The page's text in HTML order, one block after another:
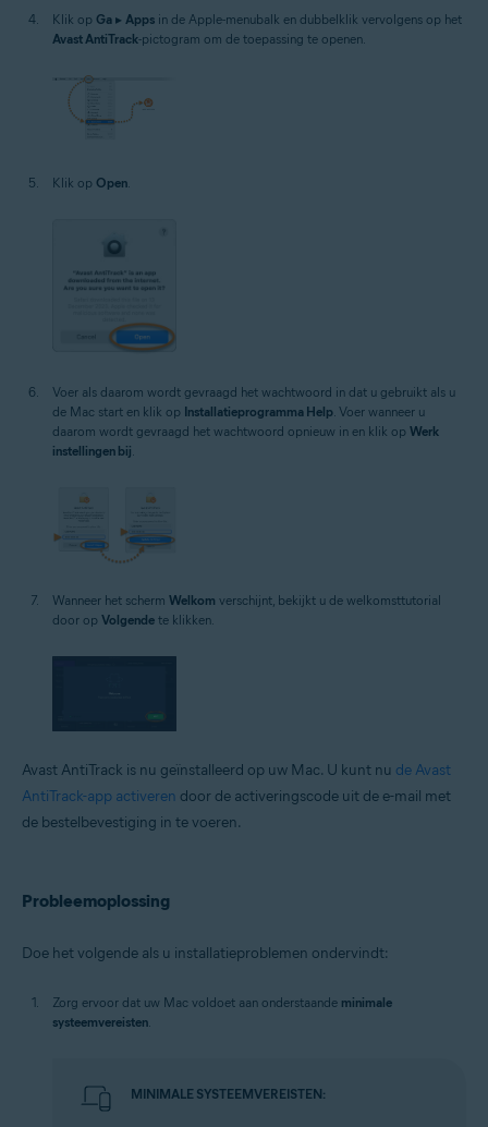
Klik op Ga ▸ Apps in de Apple-menubalk en dubbelklik vervolgens op het
Avast AntiTrack-pictogram om de toepassing te openen.
Klik op Open
Voer als daarom wordt gevraagd het wachtwoord in dat u gebruikt als u
de Mac start en klik op Installatieprogramma Help . Voer wanneer u
daarom wordt gevraagd het wachtwoord opnieuw in en klik op Werk
instellingen bij
Wanneer het scherm Welkom verschijnt, bekijkt u de welkomsttutorial
door op Volgende te klikken.
Avast AntiTrack is nu geïnstalleerd op uw Mac. U kunt nu de Avast
AntiTrack-app activeren door de activeringscode uit de e-mail met
de bestelbevestiging in te voeren.
Probleemoplossing
Doe het volgende als u installatieproblemen ondervindt:
Zorg ervoor dat uw Mac voldoet aan onderstaande minimale
systeemvereisten
MINIMALE SYSTEEMVEREISTEN: